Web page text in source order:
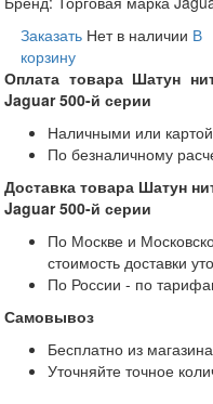
Заказать Нет в наличии В
корзину
Оплата товара Шатун
Jaguar 500-й серии
Наличными или
По безналичному
Доставка товара Шатун
Jaguar 500-й серии
По Москве и
стоимость доставки
По России - по
Самовывоз
Бесплатно из
Уточняйте точное